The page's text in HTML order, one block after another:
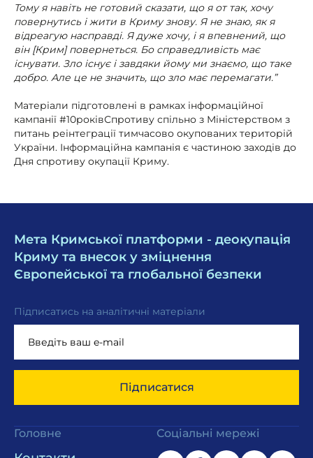
Тому я навіть не готовий сказати, що я от так, хочу
повернутись і жити в Криму знову. Я не знаю, як я
відреагую насправді. Я дуже хочу, і я впевнений, що
він [Крим] повернеться. Бо справедливість має
існувати. Зло існує і завдяки йому ми знаємо, що таке
добро. Але це не значить, що зло має перемагати.”
Матеріали підготовлені в рамках інформаційної
кампанії #10роківСпротиву спільно з Міністерством з
питань реінтеграції тимчасово окупованих територій
України. Інформаційна кампанія є частиною заходів до
Дня спротиву окупації Криму.
Мета Кримської платформи - деокупація
Криму та внесок у зміцнення
Європейської та глобальної безпеки
Підписатись на аналітичні матеріали
Підписатися
Головне Соціальні мережі